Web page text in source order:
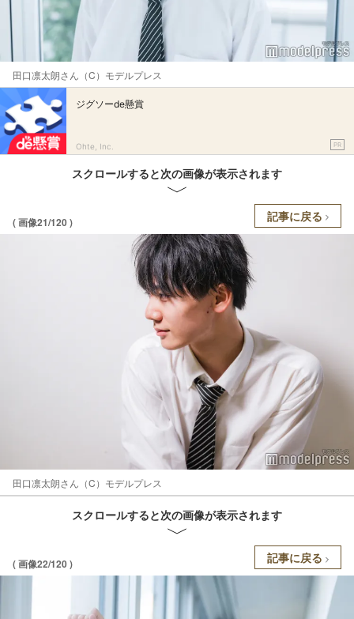
田口凛太朗さん（C）モデルプレス
ジグソーde懸賞
Ohte, Inc. PR
スクロールすると次の画像が表示されます
( 画像21/120 ) 記事に戻る
田口凛太朗さん（C）モデルプレス
スクロールすると次の画像が表示されます
( 画像22/120 ) 記事に戻る